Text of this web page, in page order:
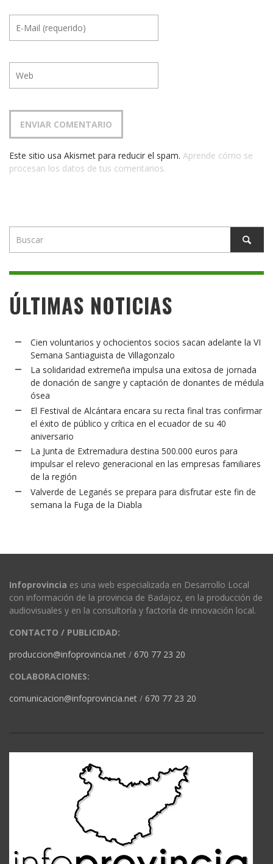
Este sitio usa Akismet para reducir el spam. Aprende cómo se
procesan los datos de tus comentarios.
ÚLTIMAS NOTICIAS
Cien voluntarios y ochocientos socios sacan adelante la VI
Semana Santiaguista de Villagonzalo
La solidaridad extremeña impulsa una exitosa de jornada
de donación de sangre y captación de donantes de médula
ósea
El Festival de Alcántara encara su recta final tras confirmar
el éxito de público y crítica en el ecuador de su 40
aniversario
La Junta de Extremadura destina 500.000 euros para
impulsar el relevo generacional en las empresas familiares
de la región
Valverde de Leganés se prepara para disfrutar este fin de
semana la Fuga de la Diabla
Infoprovincia es una web especializada en Desarrollo Local
con información de la provincia de Badajoz, en la producción de
audiovisuales y en la consultoría y factoría de innovación local.
CONTACTO / PUBLICIDAD:
produccion@infoprovincia.net / 670 77 23 20
COLABORACIONES:
comunicacion@infoprovincia.net / 670 77 23 20